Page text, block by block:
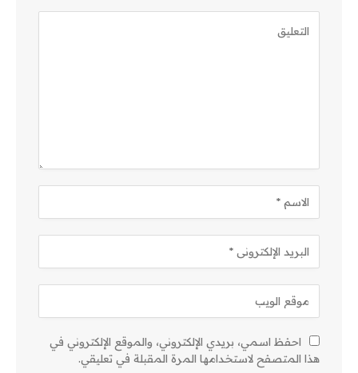
احفظ اسمي، بريدي الإلكتروني، والموقع الإلكتروني في
هذا المتصفح لاستخدامها المرة المقبلة في تعليقي.